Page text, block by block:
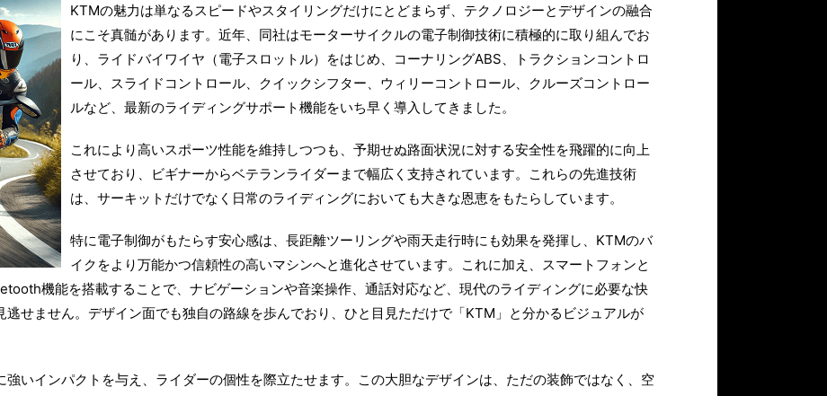
KTMの魅力は単なるスピードやスタイリングだけにとどまらず、テクノロジーとデザインの融合
にこそ真髄があります。近年、同社はモーターサイクルの電子制御技術に積極的に取り組んでお
り、ライドバイワイヤ（電子スロットル）をはじめ、コーナリングABS、トラクションコントロ
ール、スライドコントロール、クイックシフター、ウィリーコントロール、クルーズコントロー
ルなど、最新のライディングサポート機能をいち早く導入してきました。
これにより高いスポーツ性能を維持しつつも、予期せぬ路面状況に対する安全性を飛躍的に向上
させており、ビギナーからベテランライダーまで幅広く支持されています。これらの先進技術
は、サーキットだけでなく日常のライディングにおいても大きな恩恵をもたらしています。
特に電子制御がもたらす安心感は、長距離ツーリングや雨天走行時にも効果を発揮し、KTMのバ
イクをより万能かつ信頼性の高いマシンへと進化させています。これに加え、スマートフォンと
機能を搭載することで、ナビゲーションや音楽操作、通話対応など、現代のライディングに必要な快
せません。デザイン面でも独自の路線を歩んでおり、ひと目見ただけで「KTM」と分かるビジュアルが
いインパクトを与え、ライダーの個性を際立たせます。この大胆なデザインは、ただの装飾ではなく、空